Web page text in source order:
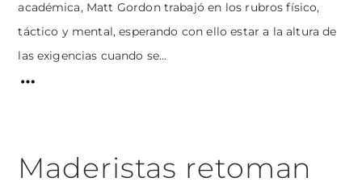
académica, Matt Gordon trabajó en los rubros físico,
táctico y mental, esperando con ello estar a la altura de
las exigencias cuando se...
Maderistas retoman